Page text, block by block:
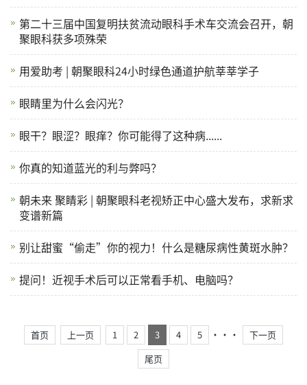
第二十三届中国复明扶贫流动眼科手术车交流会召开，朝
聚眼科获多项殊荣
用爱助考 | 朝聚眼科24小时绿色通道护航莘莘学子
眼睛里为什么会闪光？
眼干？眼涩？眼痒？你可能得了这种病......
你真的知道蓝光的利与弊吗？
朝未来 聚睛彩 | 朝聚眼科老视矫正中心盛大发布，求新求
变谱新篇
别让甜蜜“偷走”你的视力！什么是糖尿病性黄斑水肿？
提问！近视手术后可以正常看手机、电脑吗？
首页 上一页 1 2 3 4 5 ···
下一页
尾页